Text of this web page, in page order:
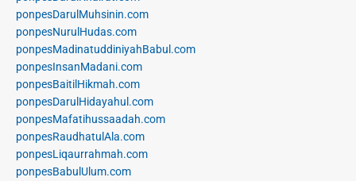
ponpesDarulMuhsinin.com
ponpesNurulHudas.com
ponpesMadinatuddiniyahBabul.com
ponpesInsanMadani.com
ponpesBaitilHikmah.com
ponpesDarulHidayahul.com
ponpesMafatihussaadah.com
ponpesRaudhatulAla.com
ponpesLiqaurrahmah.com
ponpesBabulUlum.com